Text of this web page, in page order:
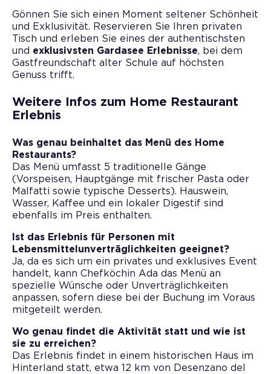
Gönnen Sie sich einen Moment seltener Schönheit
und Exklusivität. Reservieren Sie Ihren privaten
Tisch und erleben Sie eines der authentischsten
und exklusivsten Gardasee Erlebnisse, bei dem
Gastfreundschaft alter Schule auf höchsten
Genuss trifft.
Weitere Infos zum Home Restaurant
Erlebnis
Was genau beinhaltet das Menü des Home
Restaurants?
Das Menü umfasst 5 traditionelle Gänge
(Vorspeisen, Hauptgänge mit frischer Pasta oder
Malfatti sowie typische Desserts). Hauswein,
Wasser, Kaffee und ein lokaler Digestif sind
ebenfalls im Preis enthalten.
Ist das Erlebnis für Personen mit
Lebensmittelunverträglichkeiten geeignet?
Ja, da es sich um ein privates und exklusives Event
handelt, kann Chefköchin Ada das Menü an
spezielle Wünsche oder Unverträglichkeiten
anpassen, sofern diese bei der Buchung im Voraus
mitgeteilt werden.
Wo genau findet die Aktivität statt und wie ist
sie zu erreichen?
Das Erlebnis findet in einem historischen Haus im
Hinterland statt, etwa 12 km von Desenzano del